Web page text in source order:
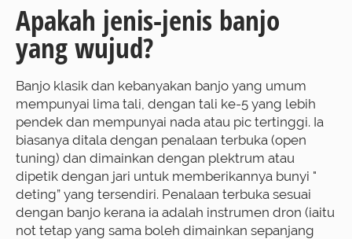
Apakah jenis-jenis banjo
yang wujud?
Banjo klasik dan kebanyakan banjo yang umum
mempunyai lima tali, dengan tali ke-5 yang lebih
pendek dan mempunyai nada atau pic tertinggi. Ia
biasanya ditala dengan penalaan terbuka (open
tuning) dan dimainkan dengan plektrum atau
dipetik dengan jari untuk memberikannya bunyi "
deting” yang tersendiri. Penalaan terbuka sesuai
dengan banjo kerana ia adalah instrumen dron (iaitu
not tetap yang sama boleh dimainkan sepanjang